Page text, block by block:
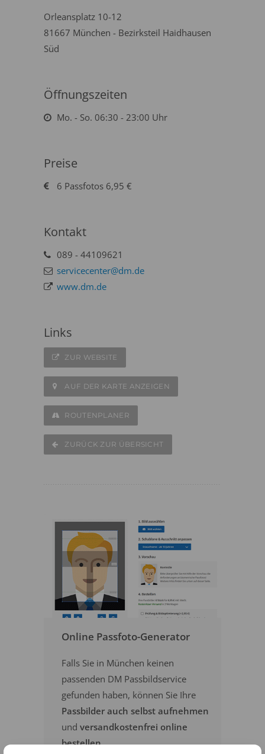
Orleansplatz 10-12
81667 München - Bezirksteil Haidhausen
Süd
Öffnungszeiten
Mo. - So. 06:30 - 23:00 Uhr
Preise
6 Passfotos 6,95 €
Kontakt
089 - 44109621
servicecenter@dm.de
www.dm.de
Links
ZUR WEBSITE
AUF DER KARTE ANZEIGEN
ROUTENPLANER
ZURÜCK ZUR ÜBERSICHT
Online Passfoto-Generator
Falls Sie in München keinen
passenden DM Passbildservice
gefunden haben, können Sie Ihre
Passbilder auch selbst aufnehmen
und versandkostenfrei online
bestellen.